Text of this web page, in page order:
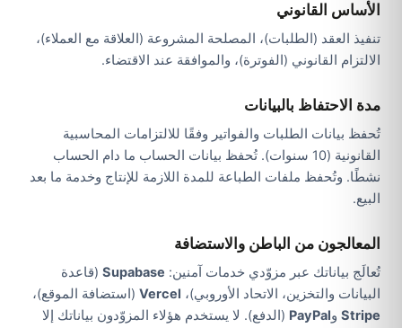
الأساس القانوني
تنفيذ العقد (الطلبات)، المصلحة المشروعة (العلاقة مع العملاء)،
الالتزام القانوني (الفوترة)، والموافقة عند الاقتضاء.
مدة الاحتفاظ بالبيانات
تُحفظ بيانات الطلبات والفواتير وفقًا للالتزامات المحاسبية
القانونية (10 سنوات). تُحفظ بيانات الحساب ما دام الحساب
نشطًا. وتُحفظ ملفات الطباعة للمدة اللازمة للإنتاج وخدمة ما بعد
البيع.
المعالجون من الباطن والاستضافة
تُعالَج بياناتك عبر مزوّدي خدمات آمنين: Supabase (قاعدة
البيانات والتخزين، الاتحاد الأوروبي)، Vercel (استضافة الموقع)،
Stripe وPayPal (الدفع). لا يستخدم هؤلاء المزوّدون بياناتك إلا